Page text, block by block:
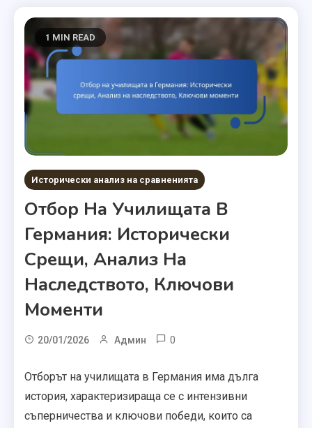
1 MIN READ
Исторически анализ на сравненията
Отбор На Училищата В
Германия: Исторически
Срещи, Анализ На
Наследството, Ключови
Моменти
20/01/2026 Админ 0
Отборът на училищата в Германия има дълга
история, характеризираща се с интензивни
съперничества и ключови победи, които са